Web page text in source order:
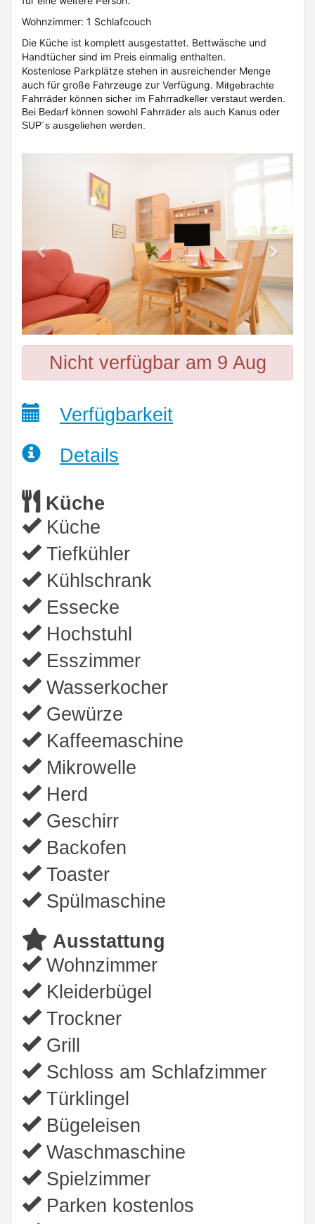
Wohnzimmer: 1 Schlafcouch
Die Küche ist komplett ausgestattet. Bettwäsche und
Handtücher sind im Preis einmalig enthalten.
Kostenlose Parkplätze stehen in ausreichender Menge
auch für große Fahrzeuge zur Verfügung. Mitgebrachte
Fahrräder können sicher im Fahrradkeller verstaut werden.
Bei Bedarf können sowohl Fahrräder als auch Kanus oder
SUP´s ausgeliehen werden.
Next
Nicht verfügbar am 9 Aug
Verfügbarkeit
Details
Küche
Küche
Tiefkühler
Kühlschrank
Essecke
Hochstuhl
Esszimmer
Wasserkocher
Gewürze
Kaffeemaschine
Mikrowelle
Herd
Geschirr
Backofen
Toaster
Spülmaschine
Ausstattung
Wohnzimmer
Kleiderbügel
Trockner
Grill
Schloss am Schlafzimmer
Türklingel
Bügeleisen
Waschmaschine
Spielzimmer
Parken kostenlos